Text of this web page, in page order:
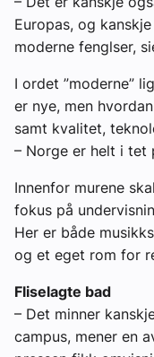
Europas, og
moderne fenglser,
I ordet ”moderne”
er nye, men
samt kvalitet,
– Norge er helt i tet
Innenfor murene
fokus på
Her er både
og et eget rom for
Fliselagte bad
– Det minner
campus, mener en